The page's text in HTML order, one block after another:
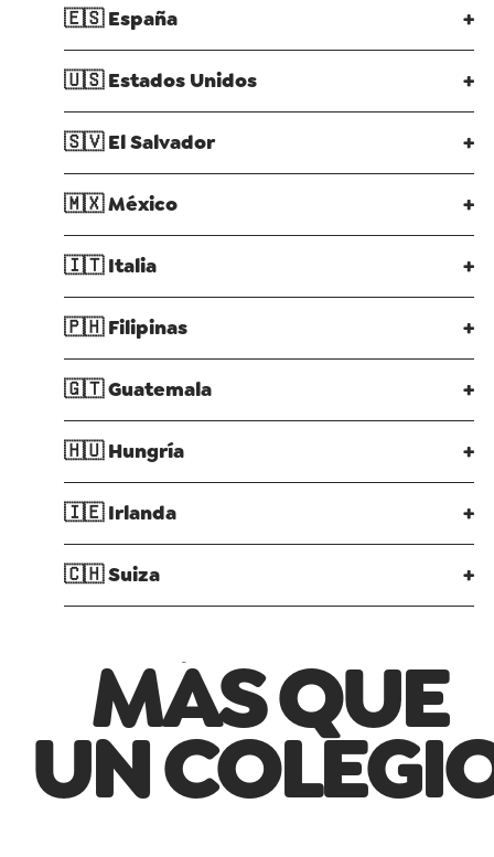
🇪🇸España +
🇺🇸Estados Unidos +
🇸🇻El Salvador +
🇲🇽México +
🇮🇹Italia +
🇵🇭Filipinas +
🇬🇹Guatemala +
🇭🇺Hungría +
🇮🇪Irlanda +
🇨🇭Suiza +
MÁS QUE
UN